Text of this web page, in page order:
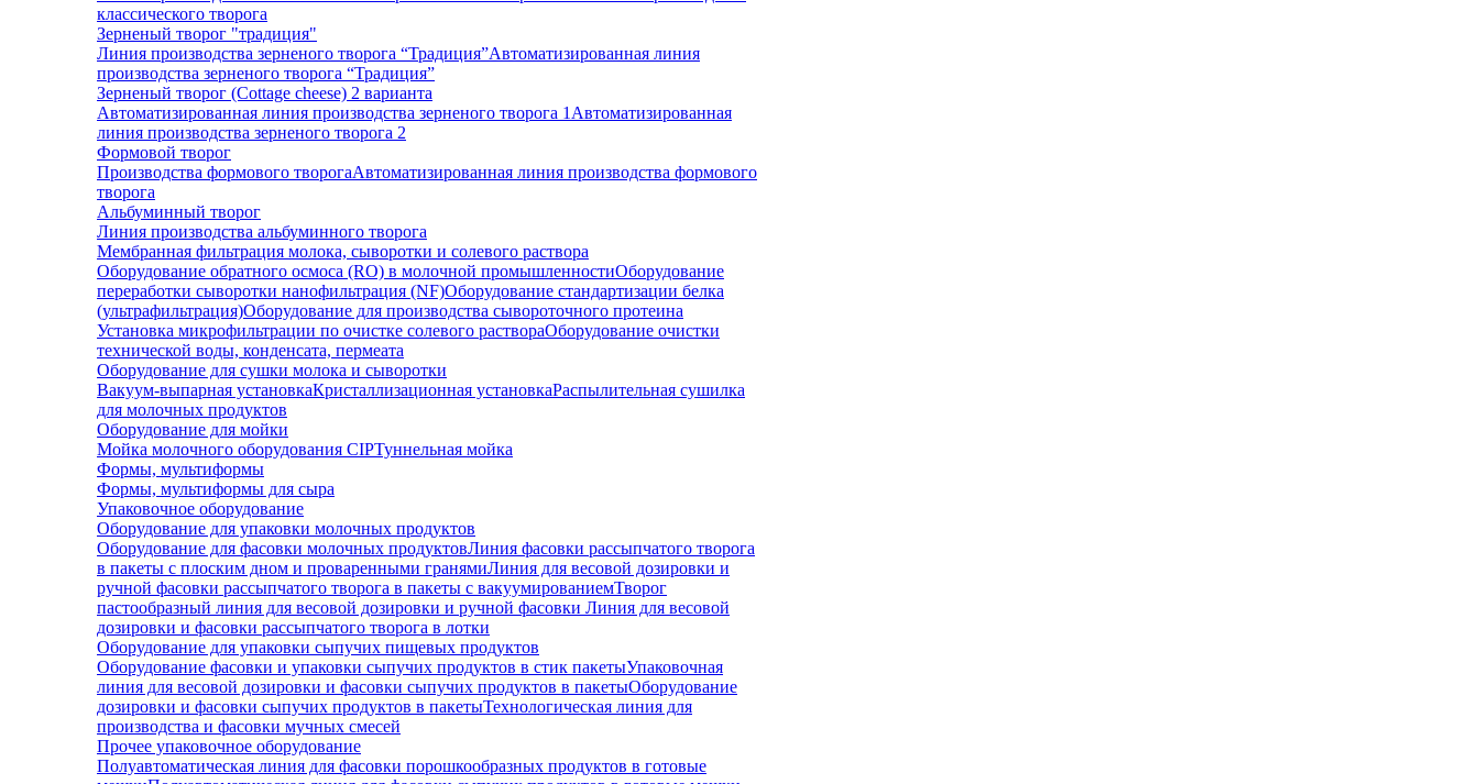
классического творога
Зерненый творог "традиция"
Линия производства зерненого творога “Традиция”Автоматизированная линия
производства зерненого творога “Традиция”
Зерненый творог (Cottage cheese) 2 варианта
Автоматизированная линия производства зерненого творога 1 Автоматизированная
линия производства зерненого творога 2
Формовой творог
Производства формового творогаАвтоматизированная линия производства формового
творога
Альбуминный творог
Линия производства альбуминного творога
Мембранная фильтрация молока, сыворотки и солевого раствора
Оборудование обратного осмоса (RO) в молочной промышленностиОборудование
переработки сыворотки нанофильтрация (NF)Оборудование стандартизации белка
(ультрафильтрация)Оборудование для производства сывороточного протеина
Установка микрофильтрации по очистке солевого раствораОборудование очистки
технической воды, конденсата, пермеата
Оборудование для сушки молока и сыворотки
Вакуум-выпарная установкаКристаллизационная установкаРаспылительная сушилка
для молочных продуктов
Оборудование для мойки
Мойка молочного оборудования CIPТуннельная мойка
Формы, мультиформы
Формы, мультиформы для сыра
Упаковочное оборудование
Оборудование для упаковки молочных продуктов
Оборудование для фасовки молочных продуктовЛиния фасовки рассыпчатого творога
в пакеты с плоским дном и проваренными гранямиЛиния для весовой дозировки и
ручной фасовки рассыпчатого творога в пакеты с вакуумированиемТворог
пастообразный линия для весовой дозировки и ручной фасовки Линия для весовой
дозировки и фасовки рассыпчатого творога в лотки
Оборудование для упаковки сыпучих пищевых продуктов
Оборудование фасовки и упаковки сыпучих продуктов в стик пакетыУпаковочная
линия для весовой дозировки и фасовки сыпучих продуктов в пакетыОборудование
дозировки и фасовки сыпучих продуктов в пакетыТехнологическая линия для
производства и фасовки мучных смесей
Прочее упаковочное оборудование
Полуавтоматическая линия для фасовки порошкообразных продуктов в готовые